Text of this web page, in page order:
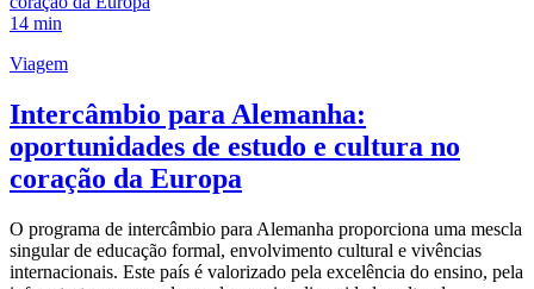
14 min
Viagem
Intercâmbio para Alemanha:
oportunidades de estudo e cultura no
coração da Europa
O programa de intercâmbio para Alemanha proporciona uma mescla
singular de educação formal, envolvimento cultural e vivências
internacionais. Este país é valorizado pela excelência do ensino, pela